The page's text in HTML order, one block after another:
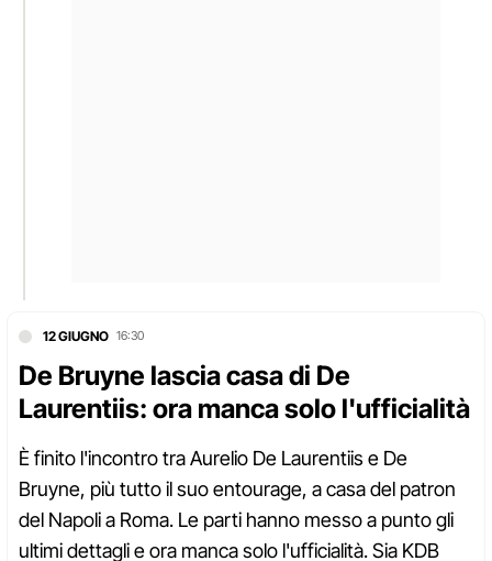
12 GIUGNO 16:30
De Bruyne lascia casa di De
Laurentiis: ora manca solo l'ufficialità
È finito l'incontro tra Aurelio De Laurentiis e De
Bruyne, più tutto il suo entourage, a casa del patron
del Napoli a Roma. Le parti hanno messo a punto gli
ultimi dettagli e ora manca solo l'ufficialità. Sia KDB